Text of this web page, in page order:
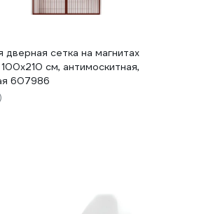
дверная сетка на магнитах
100x210 см, антимоскитная,
607986